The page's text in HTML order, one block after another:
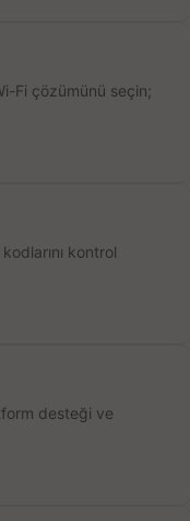
Fi çözümünü seçin;
kontrol
desteği ve